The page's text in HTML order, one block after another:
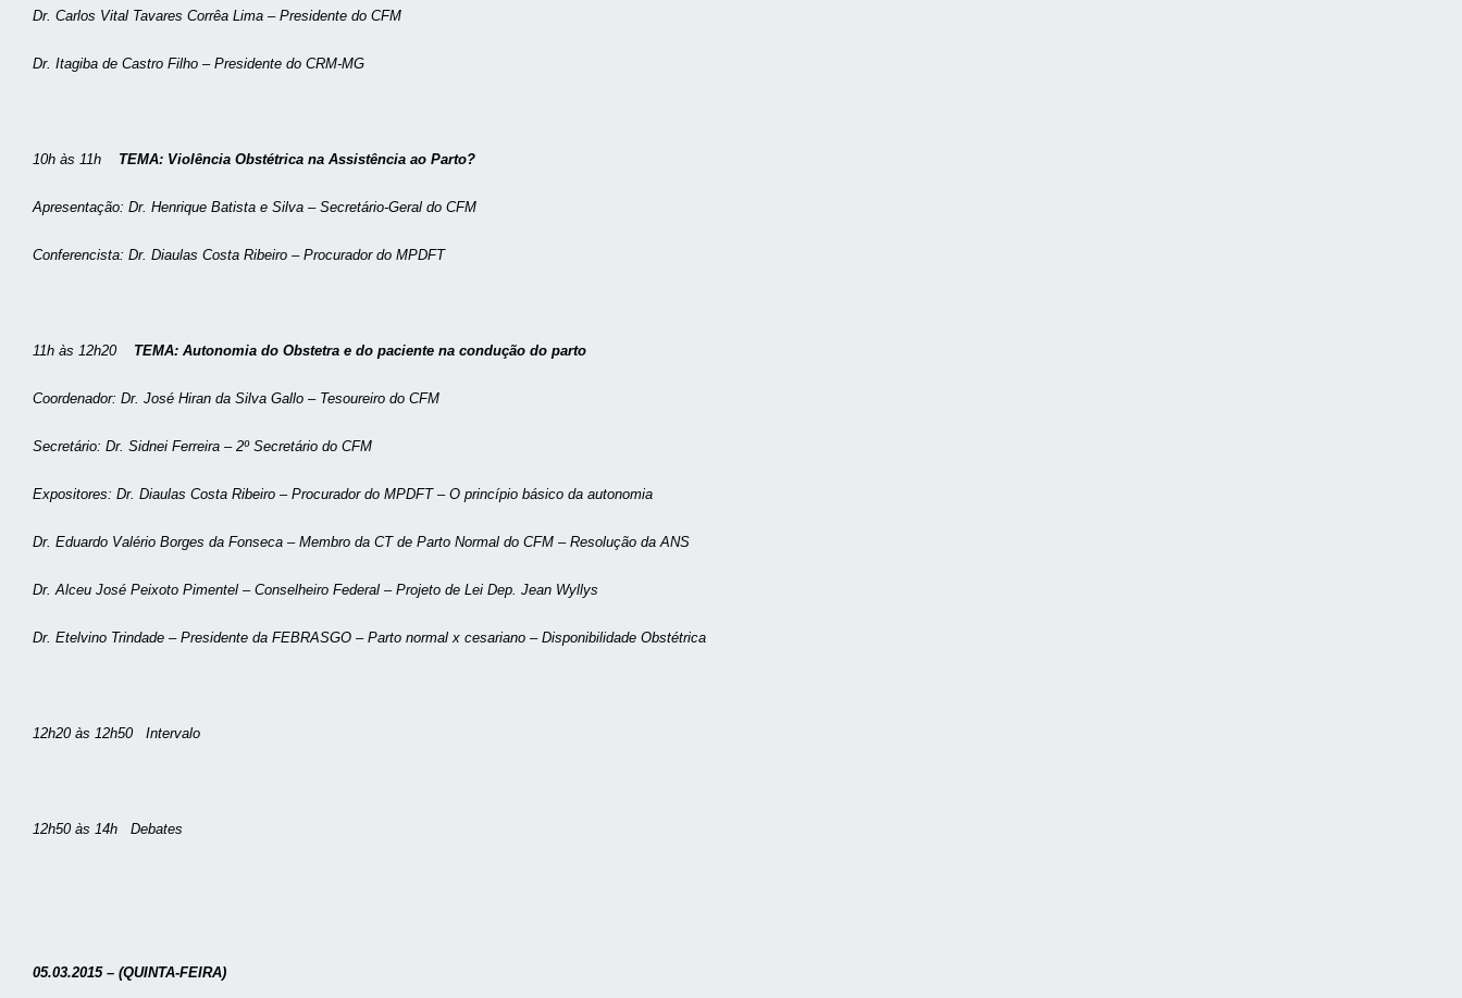
Dr. Carlos Vital Tavares Corrêa Lima – Presidente do CFM
Dr. Itagiba de Castro Filho – Presidente do CRM-MG
10h às 11h TEMA: Violência Obstétrica na Assistência ao Parto?
Apresentação: Dr. Henrique Batista e Silva – Secretário-Geral do CFM
Conferencista: Dr. Diaulas Costa Ribeiro – Procurador do MPDFT
11h às 12h20 TEMA: Autonomia do Obstetra e do paciente na condução do parto
Coordenador: Dr. José Hiran da Silva Gallo – Tesoureiro do CFM
Secretário: Dr. Sidnei Ferreira – 2º Secretário do CFM
Expositores: Dr. Diaulas Costa Ribeiro – Procurador do MPDFT – O princípio básico da autonomia
Dr. Eduardo Valério Borges da Fonseca – Membro da CT de Parto Normal do CFM – Resolução da ANS
Dr. Alceu José Peixoto Pimentel – Conselheiro Federal – Projeto de Lei Dep. Jean Wyllys
Dr. Etelvino Trindade – Presidente da FEBRASGO – Parto normal x cesariano – Disponibilidade Obstétrica
12h20 às 12h50 Intervalo
12h50 às 14h Debates
05.03.2015 – (QUINTA-FEIRA)